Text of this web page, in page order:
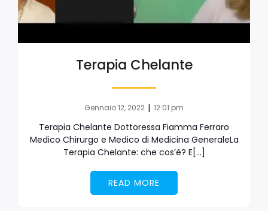
Terapia Chelante
Gennaio 12, 2022 | 12:01 pm
Terapia Chelante Dottoressa Fiamma Ferraro
Medico Chirurgo e Medico di Medicina GeneraleLa
Terapia Chelante: che cos’è? E[…]
READ MORE